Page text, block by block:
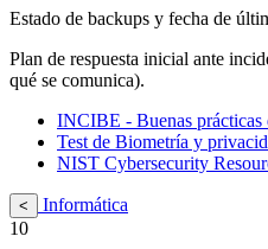
Estado de backups y fecha de
Plan de respuesta inicial ante
qué se comunica).
INCIBE - Buenas prácticas
Test de Biometría y
NIST Cybersecurity
<
Informática
10